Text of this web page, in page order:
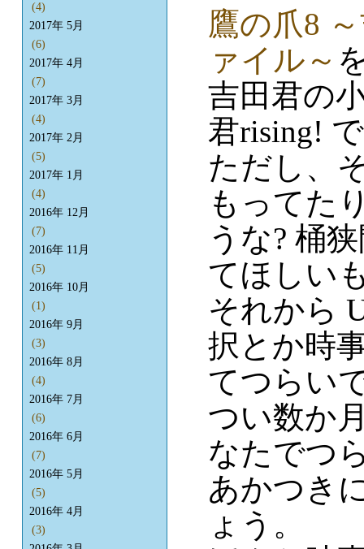
鷹の爪8
ァイル～
吉田君の
君rising!
ただし、
もってた
うな? 桶
てほしい
それから
択とか時
てつらい
つい数か
なたでつ
あかつき
ょう。
(4)
2017年 5月
(6)
2017年 4月
(7)
2017年 3月
(4)
2017年 2月
(5)
2017年 1月
(4)
2016年 12月
(7)
2016年 11月
(5)
2016年 10月
(1)
2016年 9月
(3)
2016年 8月
(4)
2016年 7月
(6)
2016年 6月
(7)
2016年 5月
(5)
2016年 4月
(3)